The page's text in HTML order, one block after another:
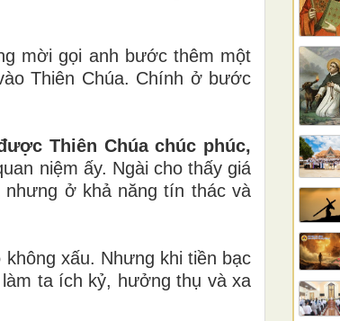
mời gọi anh bước thêm một
Thiên Chúa. Chính ở bước
Thiên Chúa chúc phúc,
niệm ấy. Ngài cho thấy giá
ở khả năng tín thác và
không xấu. Nhưng khi tiền bạc
ta ích kỷ, hưởng thụ và xa